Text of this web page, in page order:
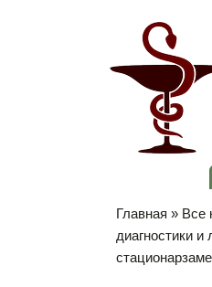
Главная » Все
диагностики